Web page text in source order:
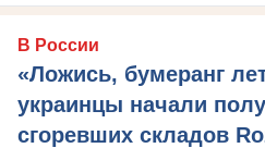
В России
«Ложись, бумеранг
украинцы начали
сгоревших складов